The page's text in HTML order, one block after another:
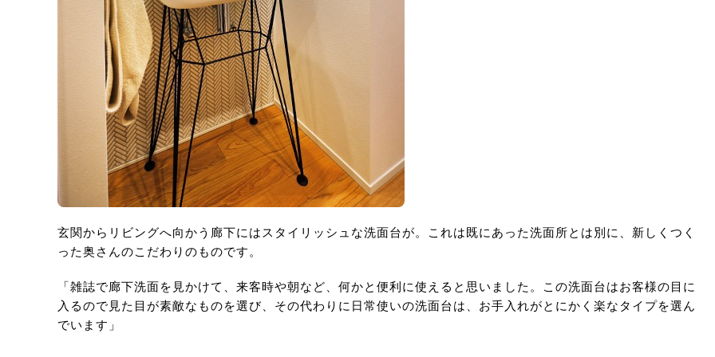
玄関からリビングへ向かう廊下にはスタイリッシュな洗面台が。これは既にあった洗面所とは別に、新しくつく
った奥さんのこだわりのものです。
「雑誌で廊下洗面を見かけて、来客時や朝など、何かと便利に使えると思いました。この洗面台はお客様の目に
入るので見た目が素敵なものを選び、その代わりに日常使いの洗面台は、お手入れがとにかく楽なタイプを選ん
でいます」